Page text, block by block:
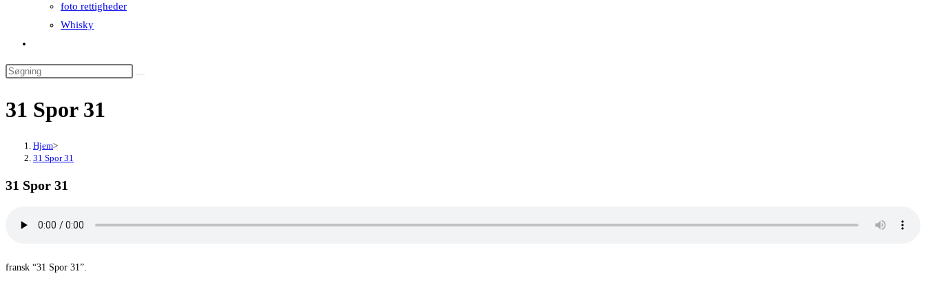
foto rettigheder
Whisky
search
Search
website
31 Spor 31
Hjem>
31 Spor 31
31 Spor 31
fransk “31 Spor 31”.